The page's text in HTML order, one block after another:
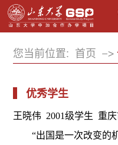
您当前位置: 首页
优秀学生
王晓伟 2001级学生 重
“出国是一次改变的